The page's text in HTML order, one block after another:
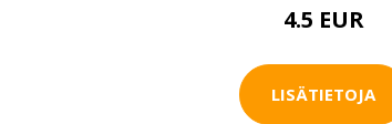
4.5 EUR
LISÄTIETOJA